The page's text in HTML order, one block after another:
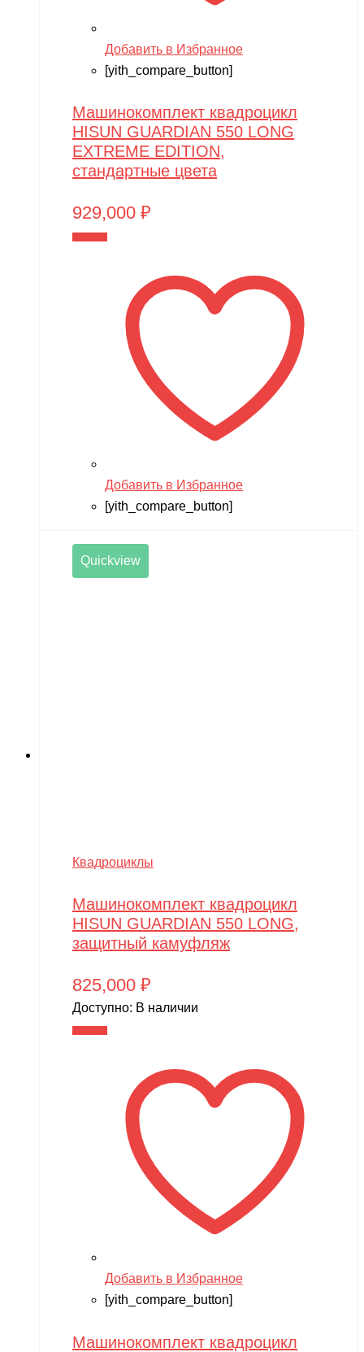
Добавить в Избранное
[yith_compare_button]
Машинокомплект квадроцикл
HISUN GUARDIAN 550 LONG
EXTREME EDITION,
стандартные цвета
929,000 ₽
Добавить в Избранное
[yith_compare_button]
Quickview
Квадроциклы
Машинокомплект квадроцикл
HISUN GUARDIAN 550 LONG,
защитный камуфляж
825,000 ₽
Доступно: В наличии
Добавить в Избранное
[yith_compare_button]
Машинокомплект квадроцикл